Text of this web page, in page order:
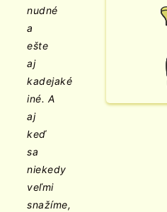
nudné
a
ešte
aj
kadejaké
iné. A
aj
keď
sa
niekedy
veľmi
snažíme,